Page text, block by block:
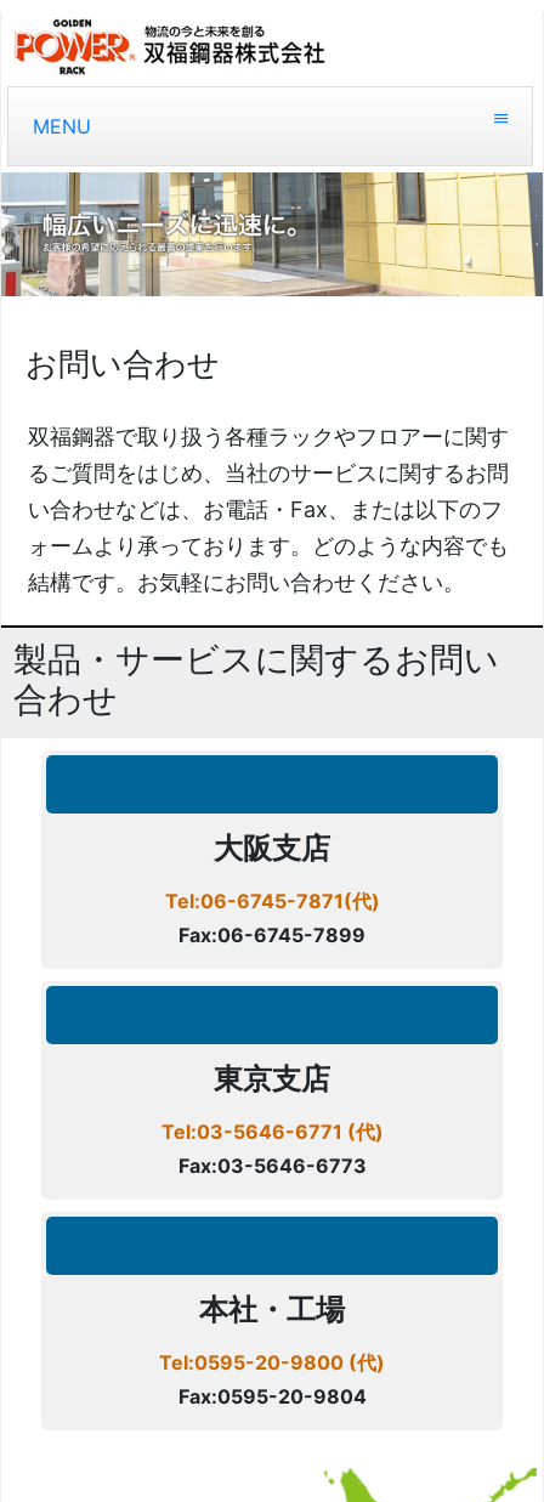
MENU
お問い合わせ
双福鋼器で取り扱う各種ラックやフロアーに関す
るご質問をはじめ、当社のサービスに関するお問
い合わせなどは、お電話・Fax、または以下のフ
ォームより承っております。どのような内容でも
結構です。お気軽にお問い合わせください。
製品・サービスに関するお問い
合わせ
大阪支店
Tel:06-6745-7871(代)
Fax:06-6745-7899
東京支店
Tel:03-5646-6771 (代)
Fax:03-5646-6773
本社・工場
Tel:0595-20-9800 (代)
Fax:0595-20-9804